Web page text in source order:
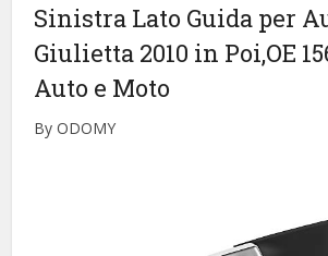
Sinistra Lato Guida per
Giulietta 2010 in Poi,OE
Auto e Moto
By ODOMY